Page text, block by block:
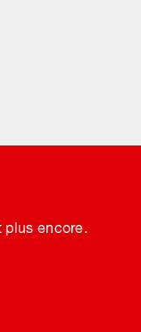
plus encore.